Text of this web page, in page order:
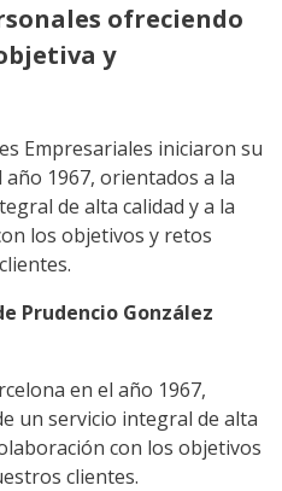
ofreciendo
y
Empresariales iniciaron su
1967, orientados a la
de alta calidad y a la
los objetivos y retos
Prudencio González
en el año 1967,
un servicio integral de alta
con los objetivos
clientes.